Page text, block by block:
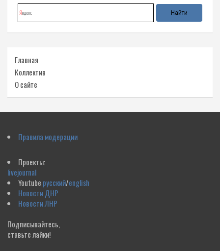
Главная
Коллектив
О сайте
Правила модерации
Проекты:
livejournal
Youtube русский/english
Новости ДНР
Новости ЛНР
Подписывайтесь,
ставьте лайки!